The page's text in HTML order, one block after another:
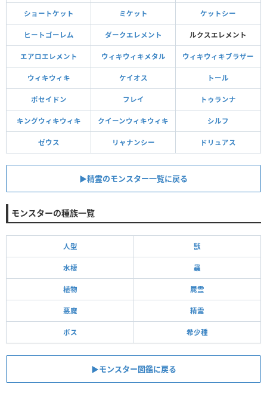
ショートケット ミケット ケットシー
ヒートゴーレム ダークエレメント ルクスエレメント
エアロエレメント ウィキウィキメタル ウィキウィキブラザー
ウィキウィキ ケイオス トール
ポセイドン フレイ トゥランナ
キングウィキウィキ クイーンウィキウィキ シルフ
ゼウス リャナンシー ドリュアス
▶︎精霊のモンスター一覧に戻る
モンスターの種族一覧
人型 獣
水棲 蟲
植物 屍霊
悪魔 精霊
ボス 希少種
▶モンスター図鑑に戻る